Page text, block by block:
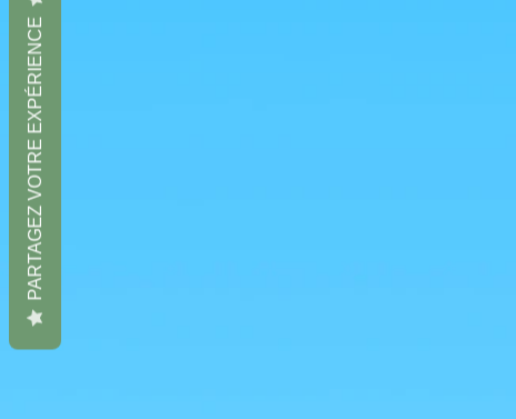
PARTAGEZ VOTRE EXPÉRIENCE